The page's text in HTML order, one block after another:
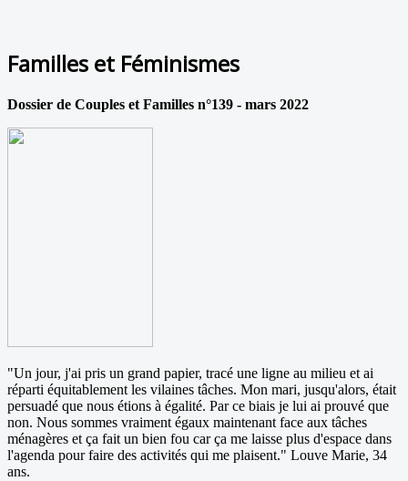
Familles et Féminismes
Dossier de Couples et Familles n°139 - mars 2022
"Un jour, j'ai pris un grand papier, tracé une ligne au milieu et ai
réparti équitablement les vilaines tâches. Mon mari, jusqu'alors, était
persuadé que nous étions à égalité. Par ce biais je lui ai prouvé que
non. Nous sommes vraiment égaux maintenant face aux tâches
ménagères et ça fait un bien fou car ça me laisse plus d'espace dans
l'agenda pour faire des activités qui me plaisent." Louve Marie, 34
ans.